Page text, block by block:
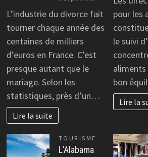
L’industrie du divorce fait
tourner chaque année des
centaines de milliers
d’euros en France. C’est
presque autant que le
mariage. Selon les
statistiques, près d’un…
Lire la suite
pour les
le suivi
bon
Lire la
TOURISME
L’Alabama